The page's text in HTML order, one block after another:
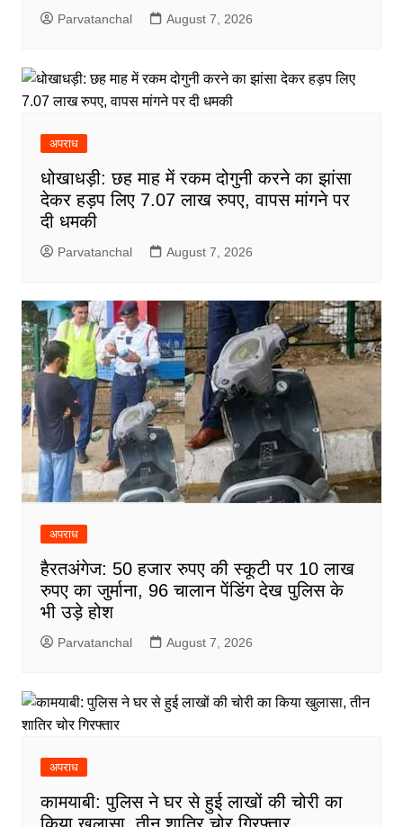
Parvatanchal August 7, 2026
अपराध
धोखाधड़ी: छह माह में रकम दोगुनी करने का झांसा
देकर हड़प लिए 7.07 लाख रुपए, वापस मांगने पर
दी धमकी
Parvatanchal August 7, 2026
अपराध
हैरतअंगेज: 50 हजार रुपए की स्कूटी पर 10 लाख
रुपए का जुर्माना, 96 चालान पेंडिंग देख पुलिस के
भी उड़े होश
Parvatanchal August 7, 2026
अपराध
कामयाबी: पुलिस ने घर से हुई लाखों की चोरी का